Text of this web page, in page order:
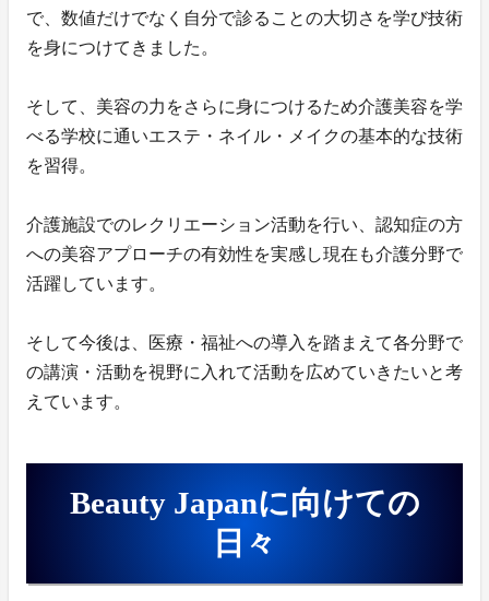
で、数値だけでなく自分で診ることの大切さを学び技術
を身につけてきました。
そして、美容の力をさらに身につけるため介護美容を学
べる学校に通いエステ・ネイル・メイクの基本的な技術
を習得。
介護施設でのレクリエーション活動を行い、認知症の方
への美容アプローチの有効性を実感し現在も介護分野で
活躍しています。
そして今後は、医療・福祉への導入を踏まえて各分野で
の講演・活動を視野に入れて活動を広めていきたいと考
えています。
Beauty Japanに向けての
日々